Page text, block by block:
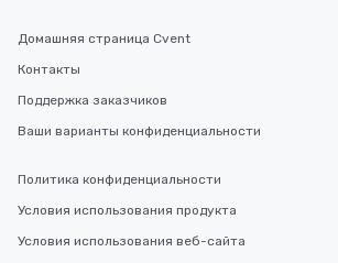
Домашняя страница Cvent
Контакты
Поддержка заказчиков
Ваши варианты конфиденциальности
Политика конфиденциальности
Условия использования продукта
Условия использования веб-сайта